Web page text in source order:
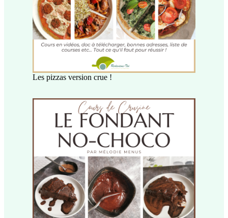
Les pizzas version crue !